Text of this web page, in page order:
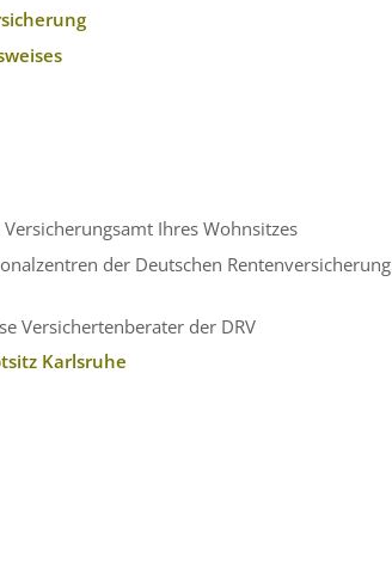
Ihres Wohnsitzes
der Deutschen Rentenversicherung
Versichertenberater der DRV
Karlsruhe